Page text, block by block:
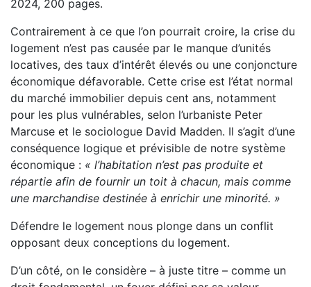
2024, 200 pages.
Contrairement à ce que l’on pourrait croire, la crise du
logement n’est pas causée par le manque d’unités
locatives, des taux d’intérêt élevés ou une conjoncture
économique défavorable. Cette crise est l’état normal
du marché immobilier depuis cent ans, notamment
pour les plus vulnérables, selon l’urbaniste Peter
Marcuse et le sociologue David Madden. Il s’agit d’une
conséquence logique et prévisible de notre système
économique : « l’habitation n’est pas produite et
répartie afin de fournir un toit à chacun, mais comme
une marchandise destinée à enrichir une minorité. »
Défendre le logement nous plonge dans un conflit
opposant deux conceptions du logement.
D’un côté, on le considère – à juste titre – comme un